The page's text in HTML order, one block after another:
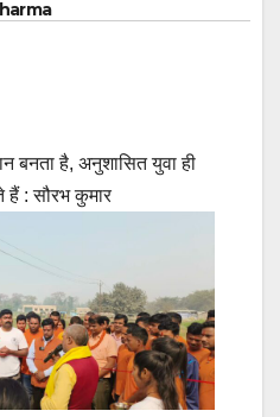
बनता है, अनुशासित युवा ही
: सौरभ कुमार